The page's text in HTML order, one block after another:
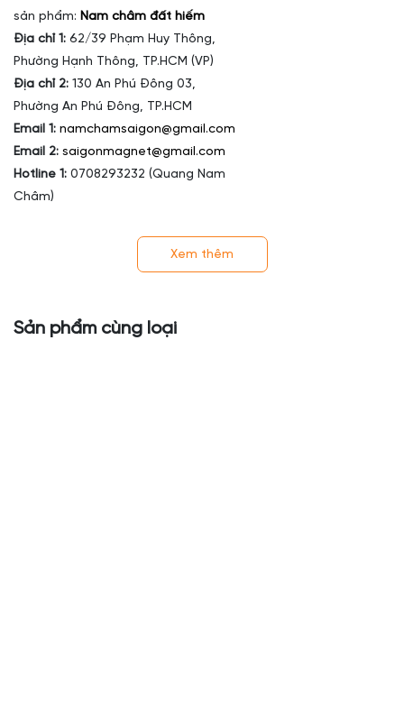
sản phẩm: Nam châm đất hiếm
Địa chỉ 1: 62/39 Phạm Huy Thông,
Phường Hạnh Thông, TP.HCM (VP)
Địa chỉ 2: 130 An Phú Đông 03,
Phường An Phú Đông, TP.HCM
Email 1: namchamsaigon@gmail.com
Email 2: saigonmagnet@gmail.com
Hotline 1: 0708293232 (Quang Nam
Châm)
www.namcham.org
Nam châm Sài Gòn - Sự lựa chọn hàng
Xem thêm
Sản phẩm cùng loại